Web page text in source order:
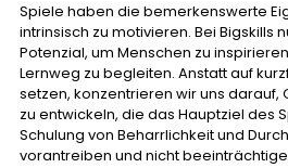
Spiele haben die bemerkenswerte
intrinsisch zu motivieren. Bei Bigskills
Potenzial, um Menschen zu
Lernweg zu begleiten. Anstatt auf
setzen, konzentrieren wir uns
zu entwickeln, die das Hauptziel des
Schulung von Beharrlichkeit und
vorantreiben und nicht